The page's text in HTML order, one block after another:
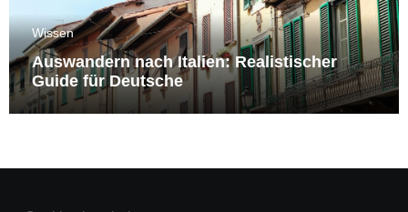
Wissen
Auswandern nach Italien: Realistischer
Guide für Deutsche